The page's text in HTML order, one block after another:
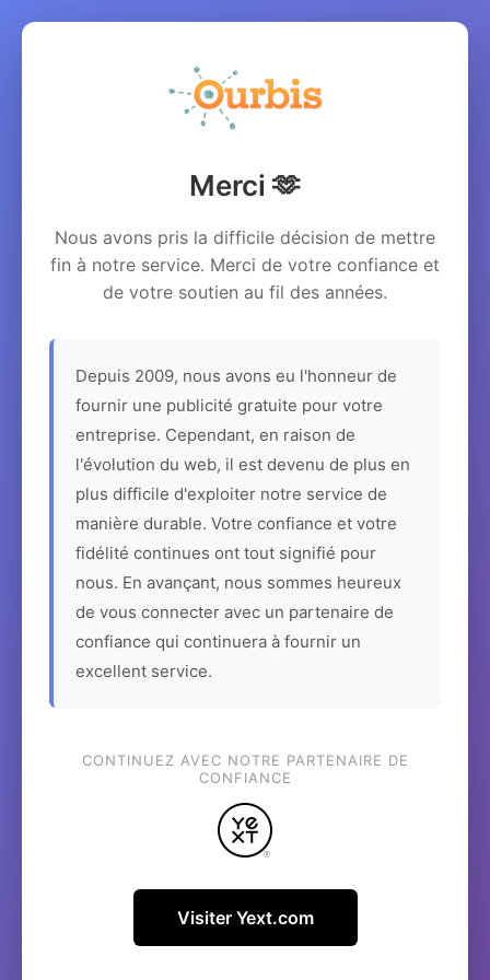
Merci 🫶
Nous avons pris la difficile décision de mettre
fin à notre service. Merci de votre confiance et
de votre soutien au fil des années.
Depuis 2009, nous avons eu l'honneur de
fournir une publicité gratuite pour votre
entreprise. Cependant, en raison de
l'évolution du web, il est devenu de plus en
plus difficile d'exploiter notre service de
manière durable. Votre confiance et votre
fidélité continues ont tout signifié pour
nous. En avançant, nous sommes heureux
de vous connecter avec un partenaire de
confiance qui continuera à fournir un
excellent service.
CONTINUEZ AVEC NOTRE PARTENAIRE DE
CONFIANCE
Visiter Yext.com